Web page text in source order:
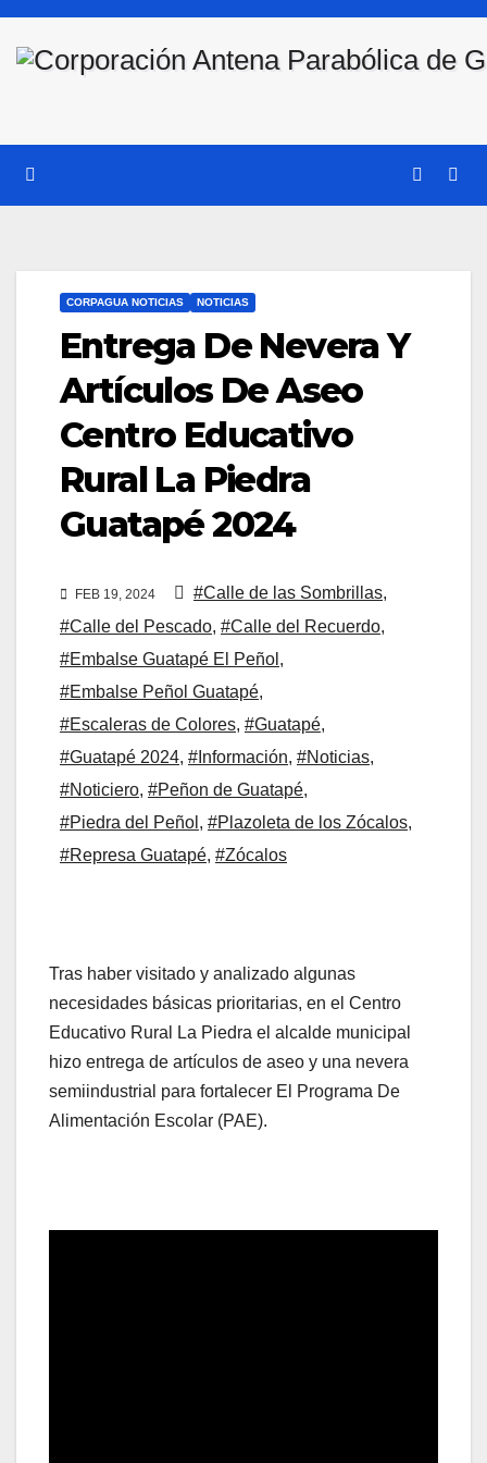
Saltar
CORPAGUA NOTICIAS NOTICIAS
Entrega De Nevera Y
Artículos De Aseo
Centro Educativo
Rural La Piedra
Guatapé 2024
FEB 19, 2024 #Calle de las Sombrillas,
#Calle del Pescado, #Calle del Recuerdo,
#Embalse Guatapé El Peñol ,
#Embalse Peñol Guatapé,
#Escaleras de Colores, #Guatapé,
#Guatapé 2024, #Información, #Noticias,
#Noticiero, #Peñon de Guatapé,
#Piedra del Peñol , #Plazoleta de los Zócalos,
#Represa Guatapé, #Zócalos
Tras haber visitado y analizado algunas
necesidades básicas prioritarias, en el Centro
Educativo Rural La Piedra el alcalde municipal
hizo entrega de artículos de aseo y una nevera
semiindustrial para fortalecer El Programa De
Alimentación Escolar (PAE).